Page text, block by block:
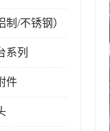
制/不锈钢）
系列
件